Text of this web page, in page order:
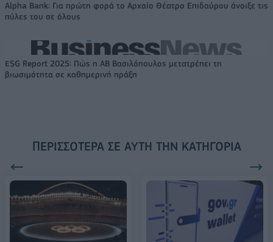
Alpha Bank: Για πρώτη φορά το Αρχαίο Θέατρο Επιδαύρου άνοιξε τις
πύλες του σε όλους
ESG Report 2025: Πώς η ΑΒ Βασιλόπουλος μετατρέπει τη
βιωσιμότητα σε καθημερινή πράξη
ΠΕΡΙΣΣΌΤΕΡΑ ΣΕ ΑΥΤΉ ΤΗΝ ΚΑΤΗΓΟΡΊΑ